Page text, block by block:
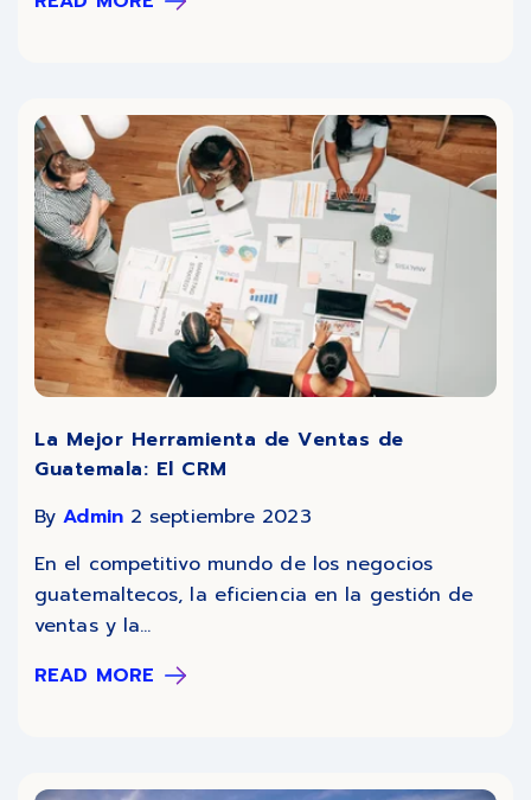
La Mejor Herramienta de Ventas de
Guatemala: El CRM
By Admin 2 septiembre 2023
En el competitivo mundo de los negocios
guatemaltecos, la eficiencia en la gestión de
ventas y la...
READ MORE